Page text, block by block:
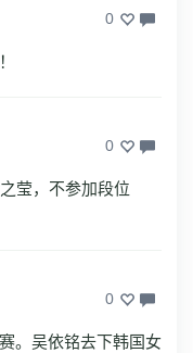
0
0
莹，不参加段位
0
。吴依铭去下韩国女